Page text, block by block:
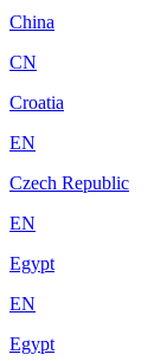
China
CN
Croatia
EN
Czech Republic
EN
Egypt
EN
Egypt